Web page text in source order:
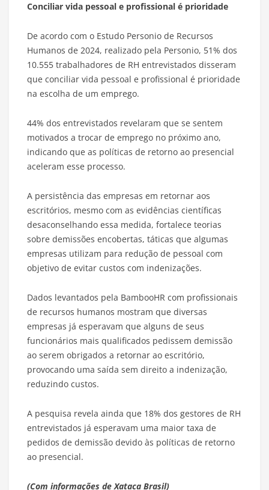
Conciliar vida pessoal e profissional é prioridade
De acordo com o Estudo Personio de Recursos
Humanos de 2024, realizado pela Personio, 51% dos
10.555 trabalhadores de RH entrevistados disseram
que conciliar vida pessoal e profissional é prioridade
na escolha de um emprego.
44% dos entrevistados revelaram que se sentem
motivados a trocar de emprego no próximo ano,
indicando que as políticas de retorno ao presencial
aceleram esse processo.
A persistência das empresas em retornar aos
escritórios, mesmo com as evidências científicas
desaconselhando essa medida, fortalece teorias
sobre demissões encobertas, táticas que algumas
empresas utilizam para redução de pessoal com
objetivo de evitar custos com indenizações.
Dados levantados pela BambooHR com profissionais
de recursos humanos mostram que diversas
empresas já esperavam que alguns de seus
funcionários mais qualificados pedissem demissão
ao serem obrigados a retornar ao escritório,
provocando uma saída sem direito a indenização,
reduzindo custos.
A pesquisa revela ainda que 18% dos gestores de RH
entrevistados já esperavam uma maior taxa de
pedidos de demissão devido às políticas de retorno
ao presencial.
(Com informações de Xataca Brasil)